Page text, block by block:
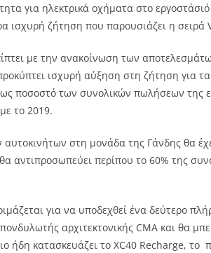
για ηλεκτρικά οχήματα στο
ισχυρή ζήτηση που παρουσιάζει η σειρά
με την ανακοίνωση των
ισχυρή αύξηση στη ζήτηση για
ποσοστό των συνολικών πωλήσεων της
το 2019.
στη μονάδα της Γάνδης θα
αντιπροσωπεύει περίπου το 60% της
για να υποδεχθεί ένα δεύτερο
αρχιτεκτονικής CMA και θα
ήδη κατασκευάζει το XC40 Recharge, το